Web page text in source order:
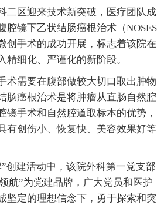
区迎来技术新突破，医疗团队成
腔镜下乙状结肠癌根治术（NOSES
创手术的成功开展，标志着该院在
精细化、严谨化的新阶段。
需要在腹部做较大切口取出肿物
肠癌根治术是将肿瘤从直肠自然腔
镜手术和自然腔道取标本的优势，
有创伤小、恢复快、美容效果好等
建活动中，该院外科第一党支部
航”为党建品牌，广大党员和医护
坚定的理想信念下，勇于探索和突